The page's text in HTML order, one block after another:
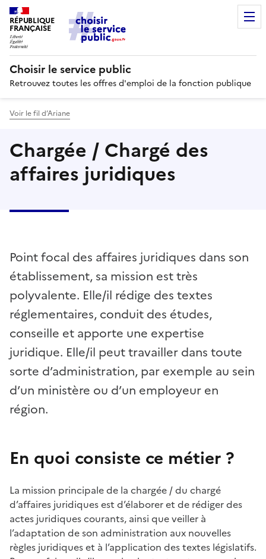
RÉPUBLIQUE
FRANÇAISE
Choisir le service public
Retrouvez toutes les offres d'emploi de la fonction publique
Voir le fil d’Ariane
Chargée / Chargé des
affaires juridiques
Point focal des affaires juridiques dans son
établissement, sa mission est très
polyvalente. Elle/il rédige des textes
réglementaires, conduit des études,
conseille et apporte une expertise
juridique. Elle/il peut travailler dans toute
sorte d’administration, par exemple au sein
d’un ministère ou d’un employeur en
région.
En quoi consiste ce métier ?
La mission principale de la chargée / du chargé
d’affaires juridiques est d’élaborer et de rédiger des
actes juridiques courants, ainsi que veiller à
l’adaptation de son administration aux nouvelles
règles juridiques et à l’application des textes législatifs.